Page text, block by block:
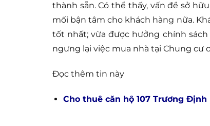
thành sẵn. Có thể thấy, vấn đề sở
mối bận tâm cho khách hàng nữa.
tốt nhất; vừa được hưởng chính
ngưng lại việc mua nhà tại Chung cư
Đọc thêm tin này
Cho thuê căn hộ 107 Trương